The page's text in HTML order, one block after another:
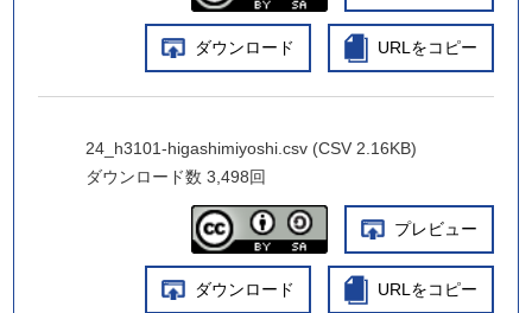
ダウンロード URLをコピー
24_h3101-higashimiyoshi.csv (CSV 2.16KB)
ダウンロード数 3,498回
プレビュー
ダウンロード URLをコピー